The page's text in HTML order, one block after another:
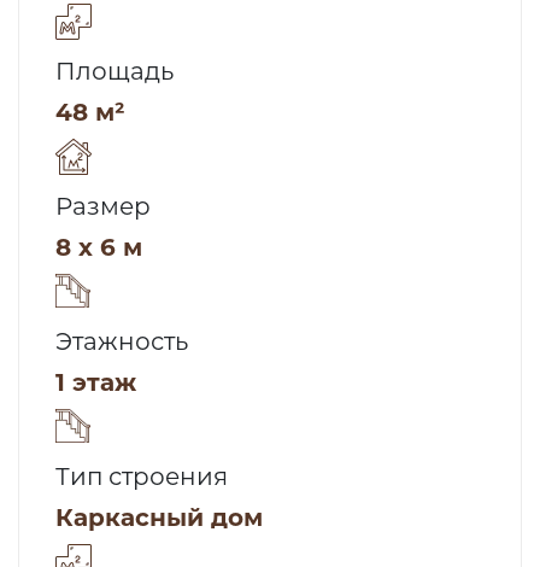
Площадь
48 м²
Размер
8 x 6 м
Этажность
1 этаж
Тип строения
Каркасный дом